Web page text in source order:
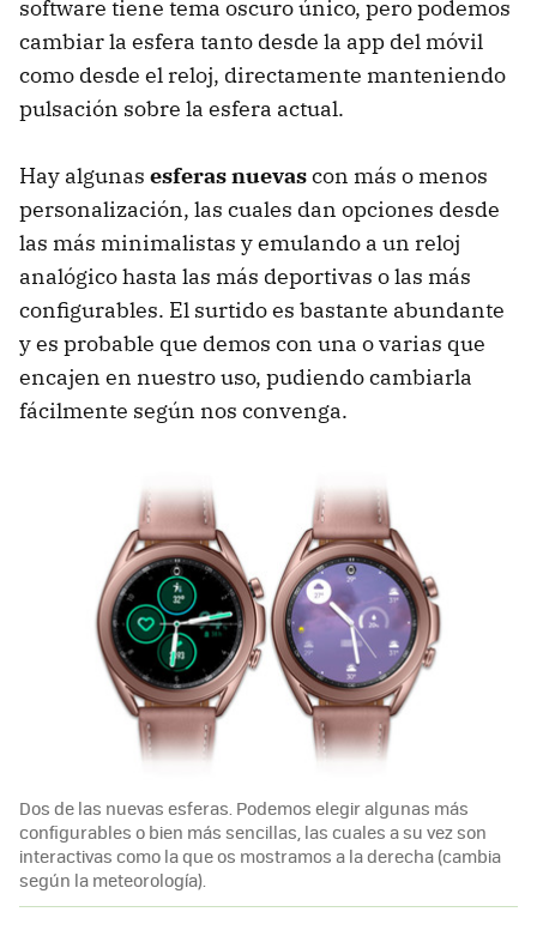
software tiene tema oscuro único, pero podemos
cambiar la esfera tanto desde la app del móvil
como desde el reloj, directamente manteniendo
pulsación sobre la esfera actual.
Hay algunas esferas nuevascon más o menos
personalización, las cuales dan opciones desde
las más minimalistas y emulando a un reloj
analógico hasta las más deportivas o las más
configurables. El surtido es bastante abundante
y es probable que demos con una o varias que
encajen en nuestro uso, pudiendo cambiarla
fácilmente según nos convenga.
Dos de las nuevas esferas. Podemos elegir algunas más
configurables o bien más sencillas, las cuales a su vez son
interactivas como la que os mostramos a la derecha (cambia
según la meteorología).